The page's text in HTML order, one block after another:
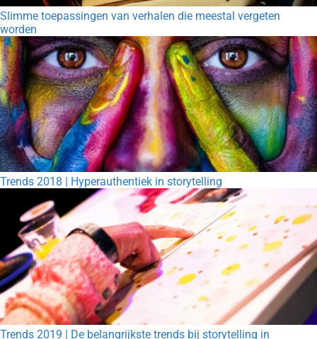
Slimme toepassingen van verhalen die meestal vergeten
worden
Trends 2018 | Hyperauthentiek in storytelling
Trends 2019 | De belangrijkste trends bij storytelling in